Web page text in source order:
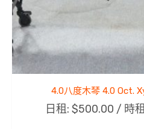
4.0八度木琴 4.0 Oct.
日租: $500.00 / 時